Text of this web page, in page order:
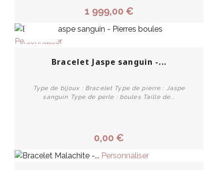
1 999,00 €
Personnaliser
Bracelet Jaspe sanguin -...
Type de bijoux : Bracelet Type de pierre : Jaspe
sanguin Type de perle : boules Taille de...
0,00 €
Personnaliser